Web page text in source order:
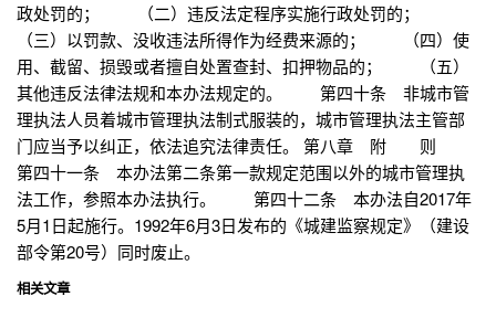
政处罚的； （二）违反法定程序实施行政处罚的；
（三）以罚款、没收违法所得作为经费来源的； （四）使
用、截留、损毁或者擅自处置查封、扣押物品的； （五）
其他违反法律法规和本办法规定的。 第四十条 非城市管
理执法人员着城市管理执法制式服装的，城市管理执法主管部
门应当予以纠正，依法追究法律责任。 第八章 附 则
第四十一条 本办法第二条第一款规定范围以外的城市管理执
法工作，参照本办法执行。 第四十二条 本办法自2017年
5月1日起施行。1992年6月3日发布的《城建监察规定》（建设
部令第20号）同时废止。
相关文章